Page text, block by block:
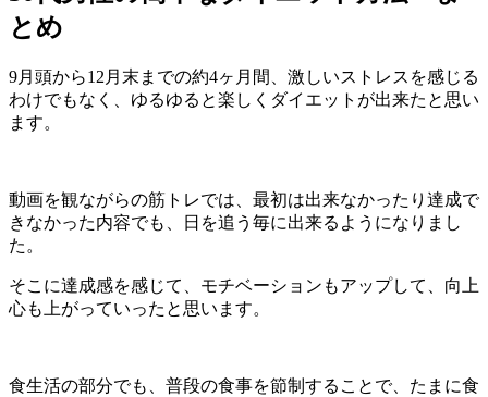
とめ
9月頭から12月末までの約4ヶ月間、激しいストレスを感じる
わけでもなく、ゆるゆると楽しくダイエットが出来たと思い
ます。
動画を観ながらの筋トレでは、最初は出来なかったり達成で
きなかった内容でも、日を追う毎に出来るようになりまし
た。
そこに達成感を感じて、モチベーションもアップして、向上
心も上がっていったと思います。
食生活の部分でも、普段の食事を節制することで、たまに食